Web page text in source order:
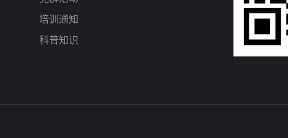
培训通知
科普知识